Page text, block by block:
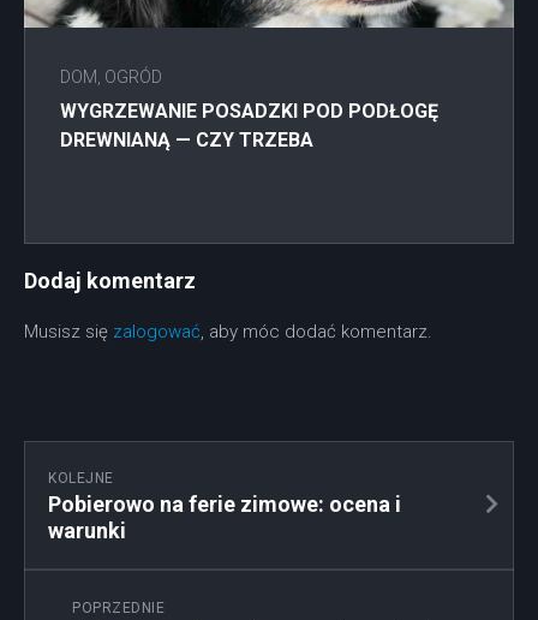
DOM, OGRÓD
WYGRZEWANIE POSADZKI POD PODŁOGĘ
DREWNIANĄ — CZY TRZEBA
Dodaj komentarz
Musisz się zalogować, aby móc dodać komentarz.
KOLEJNE
Pobierowo na ferie zimowe: ocena i
warunki
POPRZEDNIE